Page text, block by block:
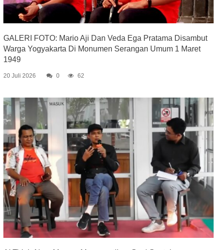
GALERI FOTO: Mario Aji Dan Veda Ega Pratama Disambut
Warga Yogyakarta Di Monumen Serangan Umum 1 Maret
1949
20 Juli 2026 0 62